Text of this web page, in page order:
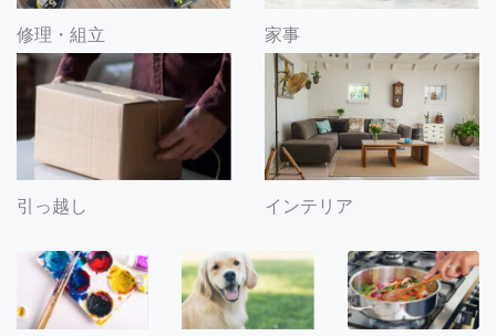
修理・組立 家事
引っ越し インテリア